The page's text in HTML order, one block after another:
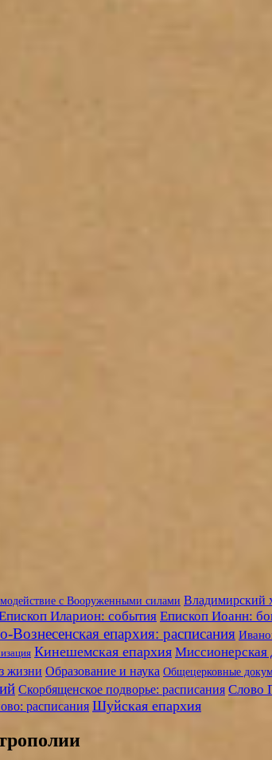
с Вооруженными силами Владимирский
Иларион: события Епископ Иоанн:
Вознесенская епархия: расписания
Кинешемская епархия Миссионерская
жизни Образование и наука Общецерковные
Скорбященское подворье: расписания Слово
расписания Шуйская епархия